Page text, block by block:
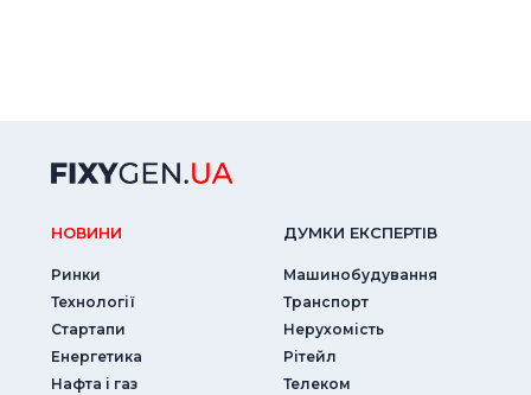
НОВИНИ
Ринки
Технології
Стартапи
Енергетика
Нафта і газ
ДУМКИ ЕКСПЕРТIВ
Машинобудування
Транспорт
Нерухомість
Рітейл
Телеком